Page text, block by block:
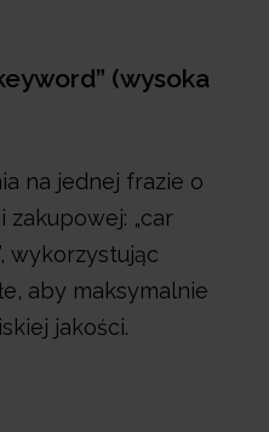
(wysoka
na jednej frazie o
zakupowej: „car
wykorzystując
aby maksymalnie
jakości.